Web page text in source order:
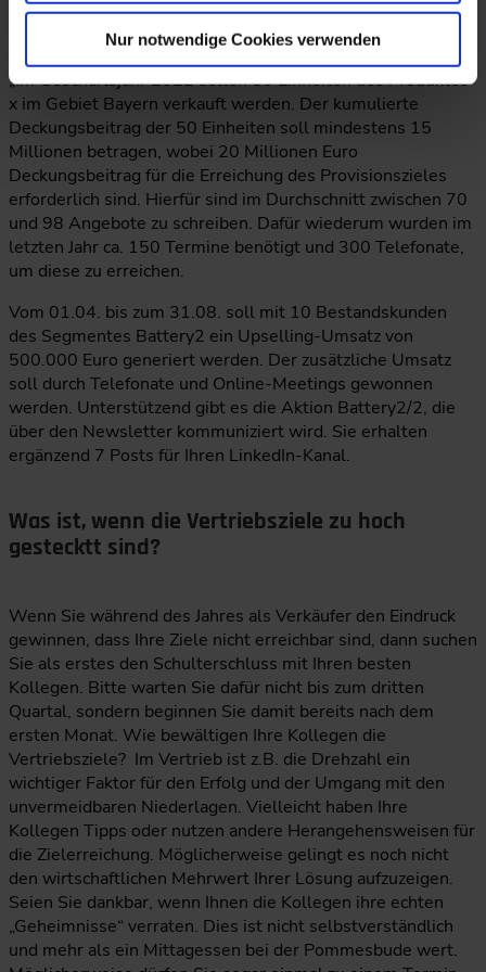
Nur notwendige Cookies verwenden
definieren und die Erfahrung der Vertriebsmitarbeiter
einzubeziehen:
„Im Geschäftsjahr 2022 sollen 50 Einheiten des Produktes
x im Gebiet Bayern verkauft werden. Der kumulierte
Deckungsbeitrag der 50 Einheiten soll mindestens 15
Millionen betragen, wobei 20 Millionen Euro
Deckungsbeitrag für die Erreichung des Provisionszieles
erforderlich sind. Hierfür sind im Durchschnitt zwischen 70
und 98 Angebote zu schreiben. Dafür wiederum wurden im
letzten Jahr ca. 150 Termine benötigt und 300 Telefonate,
um diese zu erreichen.
Vom 01.04. bis zum 31.08. soll mit 10 Bestandskunden
des Segmentes Battery2 ein Upselling-Umsatz von
500.000 Euro generiert werden. Der zusätzliche Umsatz
soll durch Telefonate und Online-Meetings gewonnen
werden. Unterstützend gibt es die Aktion Battery2/2, die
über den Newsletter kommuniziert wird. Sie erhalten
ergänzend 7 Posts für Ihren LinkedIn-Kanal.
Was ist, wenn die Vertriebsziele zu hoch
gestecktt sind?
Wenn Sie während des Jahres als Verkäufer den Eindruck
gewinnen, dass Ihre Ziele nicht erreichbar sind, dann suchen
Sie als erstes den Schulterschluss mit Ihren besten
Kollegen. Bitte warten Sie dafür nicht bis zum dritten
Quartal, sondern beginnen Sie damit bereits nach dem
ersten Monat. Wie bewältigen Ihre Kollegen die
Vertriebsziele? Im Vertrieb ist z.B. die Drehzahl ein
wichtiger Faktor für den Erfolg und der Umgang mit den
unvermeidbaren Niederlagen. Vielleicht haben Ihre
Kollegen Tipps oder nutzen andere Herangehensweisen für
die Zielerreichung. Möglicherweise gelingt es noch nicht
den wirtschaftlichen Mehrwert Ihrer Lösung aufzuzeigen.
Seien Sie dankbar, wenn Ihnen die Kollegen ihre echten
„Geheimnisse“ verraten. Dies ist nicht selbstverständlich
und mehr als ein Mittagessen bei der Pommesbude wert.